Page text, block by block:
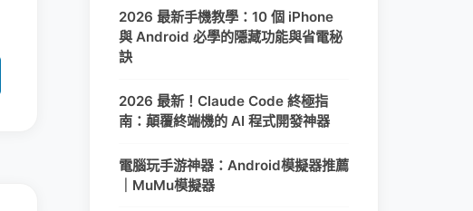
2026 最新手機教學：10 個 iPhone
與 Android 必學的隱藏功能與省電秘
訣
2026 最新！Claude Code 終極指
南：顛覆終端機的 AI 程式開發神器
電腦玩手游神器：Android模擬器推薦
｜MuMu模擬器